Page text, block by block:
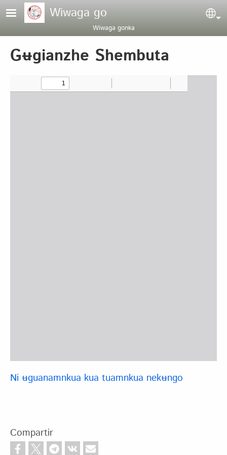
Pasar al contenido principal
Wiwaga go
Wiwaga gonka
Gʉgianzhe Shembuta
Ni ʉguanamnkua kua tuamnkua nekʉngo
Compartir